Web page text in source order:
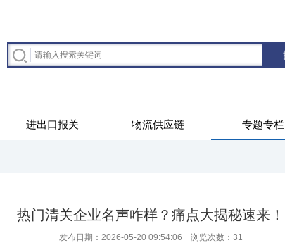
进出口报关 物流供应链 专题专栏
热门清关企业名声咋样？痛点大揭秘速来！
发布日期：2026-05-20 09:54:06 浏览次数： 31